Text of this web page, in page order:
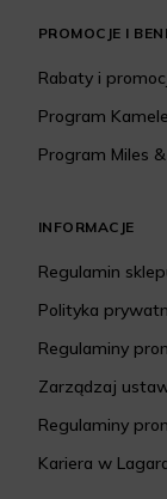
PROMOCJE I
Rabaty i
Program
Program Miles
INFORMACJE
Regulamin
Polityka
Regulaminy
Zarządzaj
Regulaminy
Kariera w